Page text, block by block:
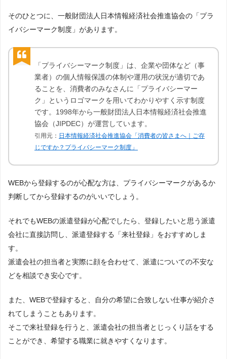
そのひとつに、一般財団法人日本情報経済社会推進協会の「プラ
イバシーマーク制度」があります。
「プライバシーマーク制度」は、企業や団体など（事
業者）の個人情報保護の体制や運用の状況が適切であ
ることを、消費者のみなさんに「プライバシーマー
ク」というロゴマークを用いてわかりやすく示す制度
です。1998年から一般財団法人日本情報経済社会推進
協会（JIPDEC）が運営しています。
引用元： 日本情報経済社会推進協会「消費者の皆さまへ｜ご存
じですか？プライバシーマーク制度」
WEBから登録するのが心配な方は、プライバシーマークがあるか
判断してから登録するのがいいでしょう。
それでもWEBの派遣登録が心配でしたら、登録したいと思う派遣
会社に直接訪問し、派遣登録する「来社登録」をおすすめしま
す。
派遣会社の担当者と実際に顔を合わせて、派遣についての不安な
どを相談でき安心です。
また、WEBで登録すると、自分の希望に合致しない仕事が紹介さ
れてしまうこともあります。
そこで来社登録を行うと、派遣会社の担当者とじっくり話をする
ことができ、希望する職業に就きやすくなります。